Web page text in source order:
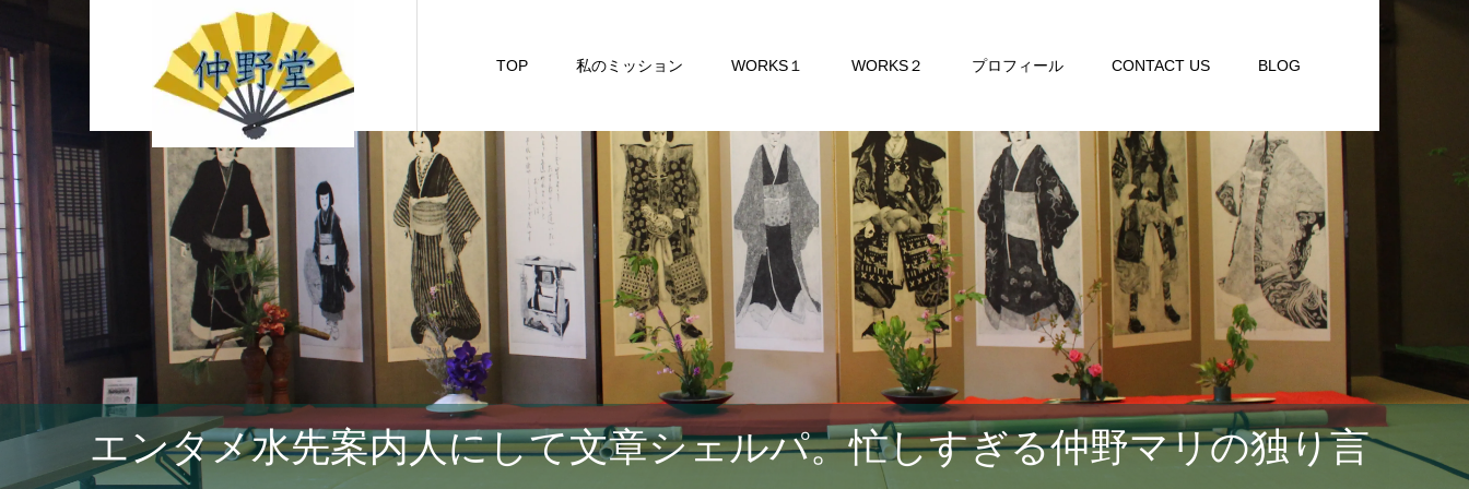
TOP 私のミッション WORKS１ WORKS２ プロフィール CONTACT US BLOG
エンタメ水先案内人にして文章シェルパ。忙しすぎる仲野マリの独り言